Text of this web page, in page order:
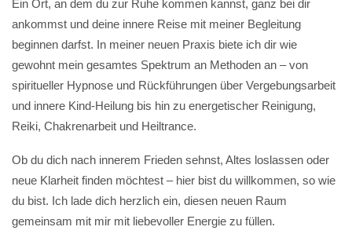
Ein Ort, an dem du zur Ruhe kommen kannst, ganz bei dir
ankommst und deine innere Reise mit meiner Begleitung
beginnen darfst. In meiner neuen Praxis biete ich dir wie
gewohnt mein gesamtes Spektrum an Methoden an – von
spiritueller Hypnose und Rückführungen über Vergebungsarbeit
und innere Kind-Heilung bis hin zu energetischer Reinigung,
Reiki, Chakrenarbeit und Heiltrance.
Ob du dich nach innerem Frieden sehnst, Altes loslassen oder
neue Klarheit finden möchtest – hier bist du willkommen, so wie
du bist. Ich lade dich herzlich ein, diesen neuen Raum
gemeinsam mit mir mit liebevoller Energie zu füllen.